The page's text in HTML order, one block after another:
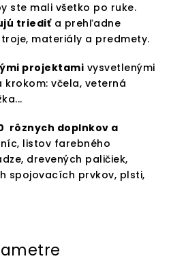
ste mali všetko po ruke.
triediťa prehľadne
materiály a predmety.
projektami vysvetlenými
včela, veterná
rôznych doplnkov a
listov farebného
drevených paličiek,
spojovacích prvkov, plsti,